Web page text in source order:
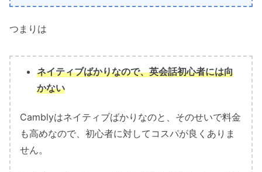
つまりは
ネイティブばかりなので、英会話初心者には向
かない
Camblyはネイティブばかりなのと、そのせいで料金
も高めなので、初心者に対してコスパが良くありま
せん。